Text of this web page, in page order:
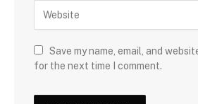
Save my name, email, and
for the next time I comment.